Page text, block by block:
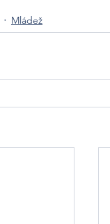
Mládež